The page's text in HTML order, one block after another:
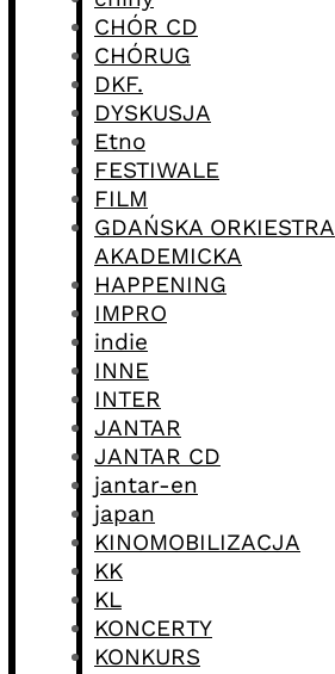
CHÓR CD
CHÓRUG
DKF.
DYSKUSJA
Etno
FESTIWALE
FILM
GDAŃSKA ORKIESTRA
AKADEMICKA
HAPPENING
IMPRO
indie
INNE
INTER
JANTAR
JANTAR CD
jantar-en
japan
KINOMOBILIZACJA
KK
KL
KONCERTY
KONKURS